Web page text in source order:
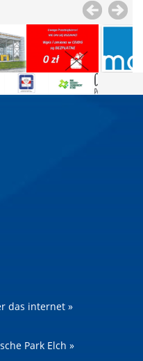
das internet »
Park Elch »